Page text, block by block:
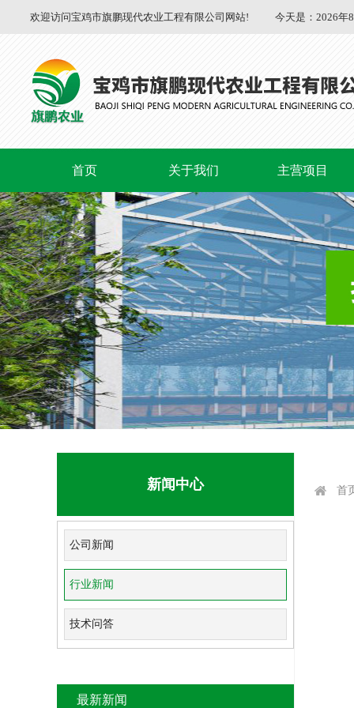
欢迎访问宝鸡市旗鹏现代农业工程有限公司网站! 今天是： 2026年
首页 关于我们 主营项目
新闻中心
公司新闻
行业新闻
技术问答
最新新闻
首